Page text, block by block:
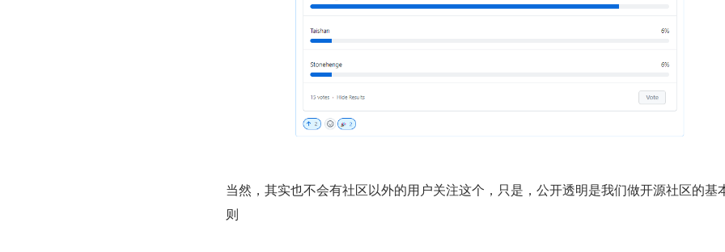
当然，其实也不会有社区以外的用户关注这个，只是，公开透明是我们做开源社区的基
则